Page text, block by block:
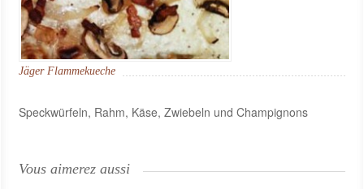
Jäger Flammekueche
Speckwürfeln, Rahm, Käse, Zwiebeln und Champignons
Vous aimerez aussi